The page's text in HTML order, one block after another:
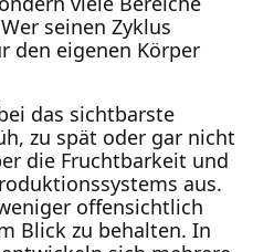
seinen Zyklus
den eigenen Körper
das sichtbarste
zu spät oder gar nicht
die Fruchtbarkeit und
aus.
offensichtlich
Blick zu behalten. In